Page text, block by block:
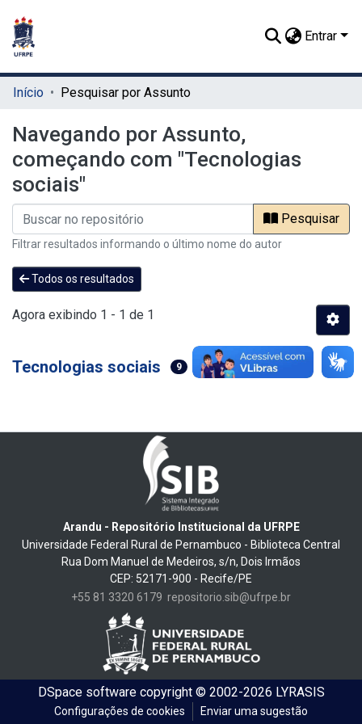
Entrar
Início Pesquisar por Assunto
Navegando por Assunto,
começando com "Tecnologias
sociais"
Pesquisar
Filtrar resultados informando o último nome do autor
Todos os resultados
Agora exibindo 1 - 1 de 1
Tecnologias sociais 9
Arandu - Repositório Institucional da UFRPE
Universidade Federal Rural de Pernambuco - Biblioteca Central
Rua Dom Manuel de Medeiros, s/n, Dois Irmãos
CEP: 52171-900 - Recife/PE
+55 81 3320 6179 repositorio.sib@ufrpe.br
DSpace softwarecopyright © 2002-2026 LYRASIS
Configurações de cookies Enviar uma sugestão